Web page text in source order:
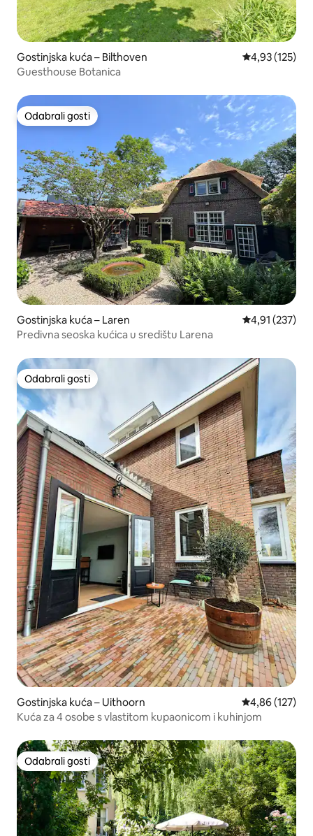
Gostinjska kuća – Bilthoven Prosječna
4,93 (125)
Guesthouse Botanica
Odabrali gosti
Odabrali gosti
Gostinjska kuća – Laren Prosječna
4,91 (237)
Predivna seoska kućica u središtu Larena
Odabrali gosti
Odabrali gosti
Gostinjska kuća – Uithoorn Prosječna
4,86 (127)
Kuća za 4 osobe s vlastitom kupaonicom i kuhinjom
Odabrali gosti
Odabrali gosti